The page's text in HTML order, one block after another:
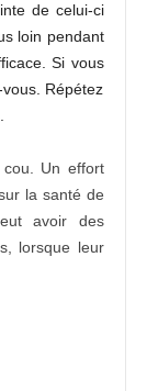
de celui-ci
loin pendant
Si vous
Répétez
Un effort
la santé de
avoir des
lorsque leur